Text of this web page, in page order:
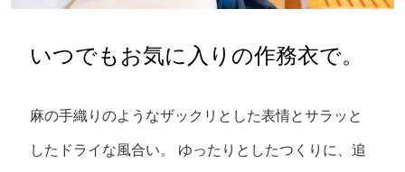
いつでもお気に入りの作務衣で。
麻の手織りのようなザックリとした表情とサラッと
したドライな風合い。 ゆったりとしたつくりに、追